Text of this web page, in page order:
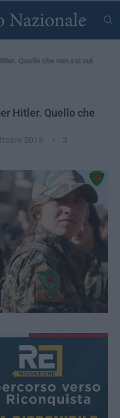
Quello che non sai sui
Hitler. Quello che
2019
3